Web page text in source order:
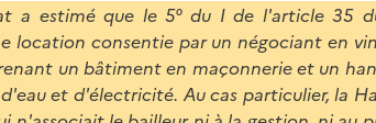
a estimé que le 5° du I de l'article 35
location consentie par un négociant en
un bâtiment en maçonnerie et un
et d'électricité. Au cas particulier, la